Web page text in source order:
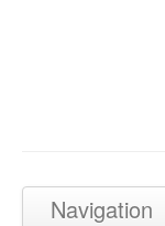
Navigation